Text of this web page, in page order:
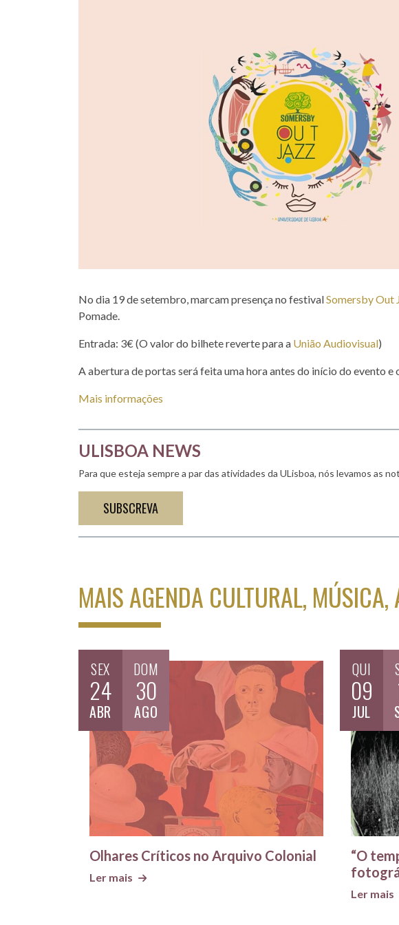
No dia 19 de setembro, marcam presença no festivalSomersby Out
Pomade.
Entrada: 3€ (O valor do bilhete reverte para a União Audiovisual)
A abertura de portas será feita uma hora antes do início do evento e
Mais informações
ULISBOA NEWS
Para que esteja sempre a par das atividades da ULisboa, nós levamos as
SUBSCREVA
MAIS AGENDA CULTURAL, MÚSICA,
SEX
24
ABR
DOM
30
AGO
Olhares Críticos no Arquivo Colonial
Ler mais
QUI
09
JUL
“O
Ler mais